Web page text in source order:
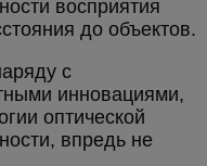
восприятия
до объектов.
с
инновациями,
оптической
впредь не